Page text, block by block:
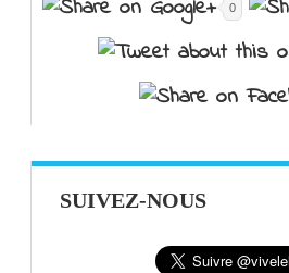
0
SUIVEZ-NOUS